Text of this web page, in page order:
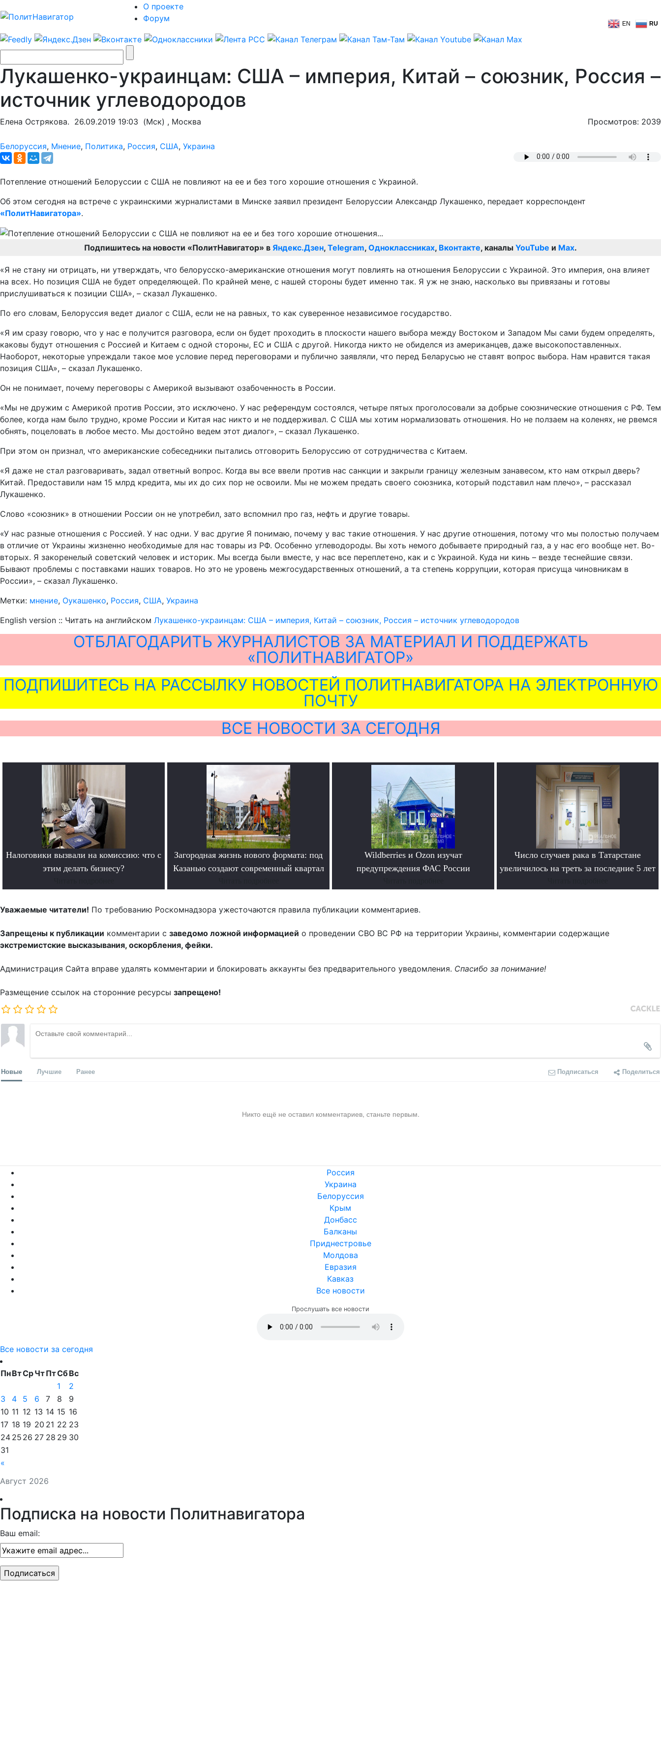
О проекте
Форум
EN RU
Лукашенко-украинцам: США – империя, Китай – союзник, Россия –
источник углеводородов
Елена Острякова. 26.09.2019 19:03 (Мск) , Москва Просмотров: 2039
Белоруссия, Мнение, Политика, Россия, США, Украина
Потепление отношений Белоруссии с США не повлияют на ее и без того хорошие отношения с Украиной.
Об этом сегодня на встрече с украинскими журналистами в Минске заявил президент Белоруссии Александр Лукашенко, передает корреспондент
«ПолитНавигатора».
Подпишитесь на новости «ПолитНавигатор» в Яндекс.Дзен, Telegram, Одноклассниках, Вконтакте, каналы YouTube и Max.
«Я не стану ни отрицать, ни утверждать, что белорусско-американские отношения могут повлиять на отношения Белоруссии с Украиной. Это империя, она влияет
на всех. Но позиция США не будет определяющей. По крайней мене, с нашей стороны будет именно так. Я уж не знаю, насколько вы привязаны и готовы
прислушиваться к позиции США», – сказал Лукашенко.
По его словам, Белоруссия ведет диалог с США, если не на равных, то как суверенное независимое государство.
«Я им сразу говорю, что у нас е получится разговора, если он будет проходить в плоскости нашего выбора между Востоком и Западом Мы сами будем определять,
каковы будут отношения с Россией и Китаем с одной стороны, ЕС и США с другой. Никогда никто не обиделся из американцев, даже высокопоставленных.
Наоборот, некоторые упреждали такое мое условие перед переговорами и публично заявляли, что перед Беларусью не ставят вопрос выбора. Нам нравится такая
позиция США», – сказал Лукашенко.
Он не понимает, почему переговоры с Америкой вызывают озабоченность в России.
«Мы не дружим с Америкой против России, это исключено. У нас референдум состоялся, четыре пятых проголосовали за добрые союзнические отношения с РФ. Тем
более, когда нам было трудно, кроме России и Китая нас никто и не поддерживал. С США мы хотим нормализовать отношения. Но не ползаем на коленях, не рвемся
обнять, поцеловать в любое место. Мы достойно ведем этот диалог», – сказал Лукашенко.
При этом он признал, что американские собеседники пытались отговорить Белоруссию от сотрудничества с Китаем.
«Я даже не стал разговаривать, задал ответный вопрос. Когда вы все ввели против нас санкции и закрыли границу железным занавесом, кто нам открыл дверь?
Китай. Предоставили нам 15 млрд кредита, мы их до сих пор не освоили. Мы не можем предать своего союзника, который подставил нам плечо», – рассказал
Лукашенко.
Слово «союзник» в отношении России он не употребил, зато вспомнил про газ, нефть и другие товары.
«У нас разные отношения с Россией. У нас одни. У вас другие Я понимаю, почему у вас такие отношения. У нас другие отношения, потому что мы полостью получаем
в отличие от Украины жизненно необходимые для нас товары из РФ. Особенно углеводороды. Вы хоть немого добываете природный газ, а у нас его вообще нет. Во-
вторых. Я закоренелый советский человек и историк. Мы всегда были вместе, у нас все переплетено, как и с Украиной. Куда ни кинь – везде теснейшие связи.
Бывают проблемы с поставками наших товаров. Но это не уровень межгосударственных отношений, а та степень коррупции, которая присуща чиновникам в
России», – сказал Лукашенко.
Метки: мнение, Оукашенко, Россия, США, Украина
English version :: Читать на английском Лукашенко-украинцам: США – империя, Китай – союзник, Россия – источник углеводородов
ОТБЛАГОДАРИТЬ ЖУРНАЛИСТОВ ЗА МАТЕРИАЛ И ПОДДЕРЖАТЬ
«ПОЛИТНАВИГАТОР»
ПОДПИШИТЕСЬ НА РАССЫЛКУ НОВОСТЕЙ ПОЛИТНАВИГАТОРА НА ЭЛЕКТРОННУЮ
ПОЧТУ
ВСЕ НОВОСТИ ЗА СЕГОДНЯ
Налоговики вызвали на комиссию: что с
этим делать бизнесу?
Загородная жизнь нового формата: под
Казанью создают современный квартал
Wildberries и Ozon изучат
предупреждения ФАС России
Число случаев рака в Татарстане
увеличилось на треть за последние 5 лет
Уважаемые читатели! По требованию Роскомнадзора ужесточаются правила публикации комментариев.
Запрещены к публикации комментарии с заведомо ложной информацией о проведении СВО ВС РФ на территории Украины, комментарии содержащие
экстремистские высказывания, оскорбления, фейки.
Администрация Сайта вправе удалять комментарии и блокировать аккаунты без предварительного уведомления. Спасибо за понимание!
Размещение ссылок на сторонние ресурсы запрещено!
Новые Лучшие Ранее Подписаться Поделиться
Никто ещё не оставил комментариев, станьте первым.
Россия
Украина
Белоруссия
Крым
Донбасс
Балканы
Приднестровье
Молдова
Евразия
Кавказ
Все новости
Прослушать все новости
Все новости за сегодня
Август 2026
ПнВтСрЧтПтСбВс
«
1
2
3
4 5 6 7 8
9
10 11 12 13 14 15 16
17 18 19 20 21 22 23
24 25 26 27 28 29 30
31
Подписка на новости Политнавигатора
Ваш email: